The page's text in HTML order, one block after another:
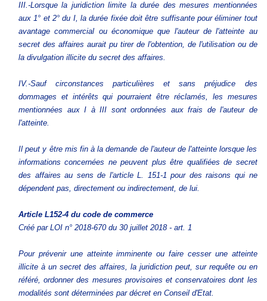
III.-Lorsque la juridiction limite la durée des mesures mentionnées
aux 1° et 2° du I, la durée fixée doit être suffisante pour éliminer tout
avantage commercial ou économique que l'auteur de l'atteinte au
secret des affaires aurait pu tirer de l'obtention, de l'utilisation ou de
la divulgation illicite du secret des affaires.
IV.-Sauf circonstances particulières et sans préjudice des
dommages et intérêts qui pourraient être réclamés, les mesures
mentionnées aux I à III sont ordonnées aux frais de l'auteur de
l'atteinte.
Il peut y être mis fin à la demande de l'auteur de l'atteinte lorsque les
informations concernées ne peuvent plus être qualifiées de secret
des affaires au sens de l'article L. 151-1 pour des raisons qui ne
dépendent pas, directement ou indirectement, de lui.
Article L152-4 du code de commerce
Créé par LOI n° 2018-670 du 30 juillet 2018 - art. 1
Pour prévenir une atteinte imminente ou faire cesser une atteinte
illicite à un secret des affaires, la juridiction peut, sur requête ou en
référé, ordonner des mesures provisoires et conservatoires dont les
modalités sont déterminées par décret en Conseil d'Etat.